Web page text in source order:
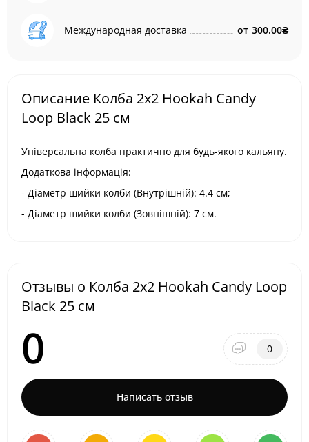
Международная доставка от 300.00₴
Описание Колба 2x2 Hookah Candy
Loop Black 25 см
Універсальна колба практично для будь-якого кальяну.
Додаткова інформація:
- Діаметр шийки колби (Внутрішній): 4.4 см;
- Діаметр шийки колби (Зовнішній): 7 см.
Отзывы о Колба 2x2 Hookah Candy Loop
Black 25 см
0 0
Написать отзыв